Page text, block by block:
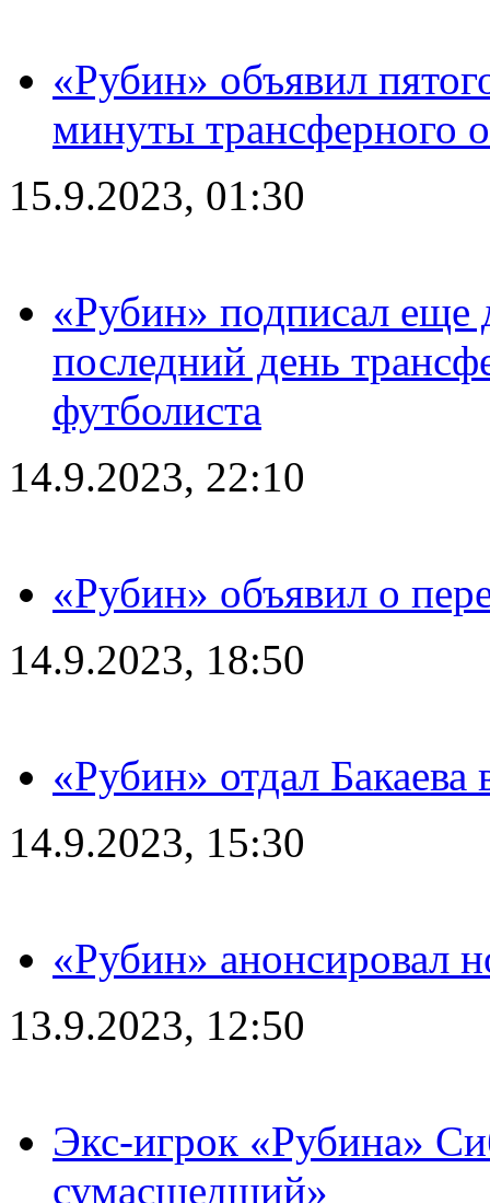
«Рубин» объявил
минуты трансферного
15.9.2023, 01:30
«Рубин» подписал еще
последний день
футболиста
14.9.2023, 22:10
«Рубин» объявил о
14.9.2023, 18:50
«Рубин» отдал
14.9.2023, 15:30
«Рубин» анонсировал
13.9.2023, 12:50
Экс-игрок «Рубина»
сумасшедший»